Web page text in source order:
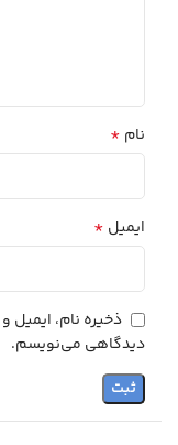
نام *
ایمیل *
ذخیره نام، ایمیل
دیدگاهی می‌نویسم.